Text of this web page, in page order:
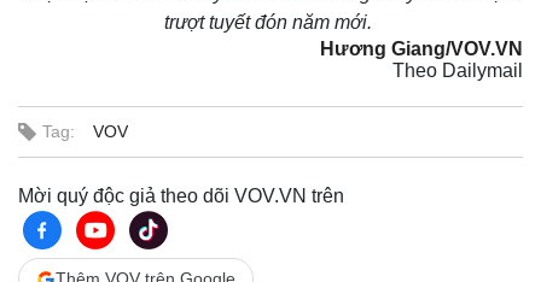
Khởi nghiệp
Thị trường
Tiêu dùng
Chứng khoán
trượt tuyết đón năm mới.
Hương Giang/VOV.VN
Theo Dailymail
Tag: VOV
Mời quý độc giả theo dõi VOV.VN trên